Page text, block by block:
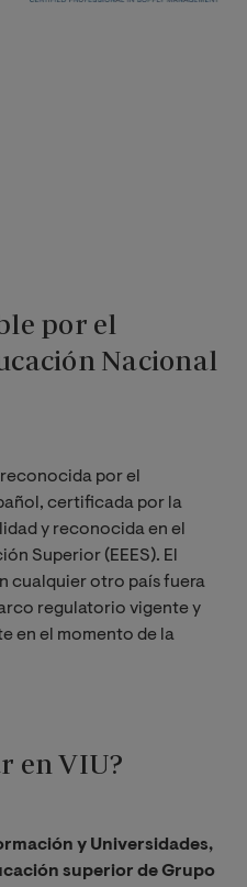
por el
Nacional
por el
certificada por la
y reconocida en el
Superior (EEES). El
cualquier otro país fuera
regulatorio vigente y
en el momento de la
en VIU?
y Universidades,
superior de Grupo